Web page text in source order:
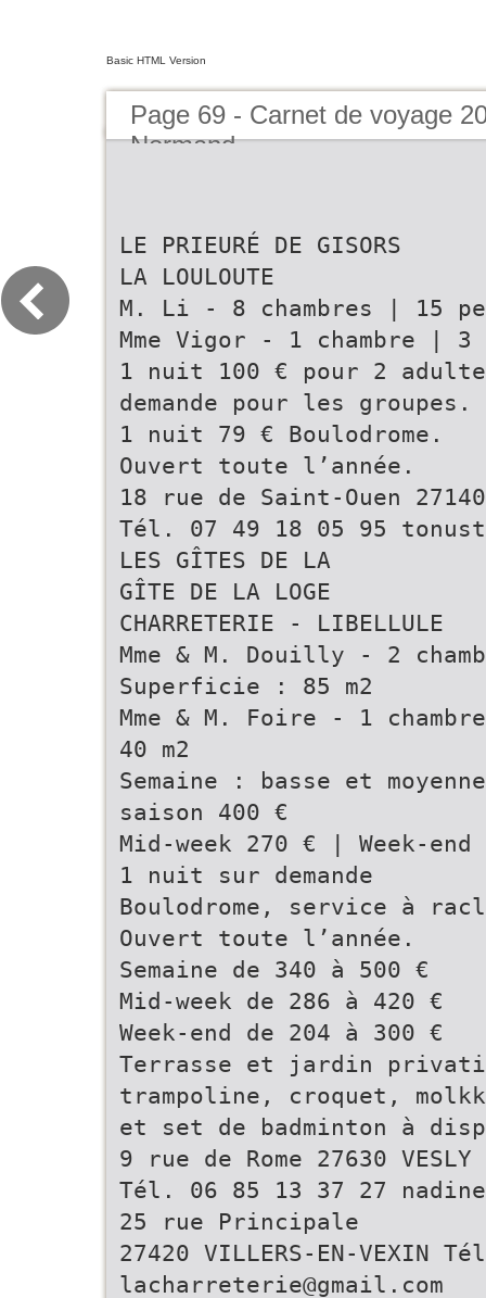
Basic HTML Version
Page 69 - Carnet de voyage
Normand
LE PRIEURÉ DE GISORS
LA LOULOUTE
M. Li - 8 chambres | 15
Mme Vigor - 1 chambre | 3
1 nuit 100 € pour 2
demande pour les
1 nuit 79 € Boulodrome.
Ouvert toute l’année.
18 rue de Saint-Ouen 27140
Tél. 07 49 18 05 95
LES GÎTES DE LA
GÎTE DE LA LOGE
CHARRETERIE - LIBELLULE
Mme & M. Douilly - 2
Superficie : 85 m2
Mme & M. Foire - 1
40 m2
Semaine : basse et
saison 400 €
Mid-week 270 € | Week-end
1 nuit sur demande
Boulodrome, service à
Ouvert toute l’année.
Semaine de 340 à 500 €
Mid-week de 286 à 420 €
Week-end de 204 à 300 €
Terrasse et jardin
trampoline, croquet,
et set de badminton à
9 rue de Rome 27630 VESLY
Tél. 06 85 13 37 27
25 rue Principale
27420 VILLERS-EN-VEXIN
lacharreterie@gmail.com